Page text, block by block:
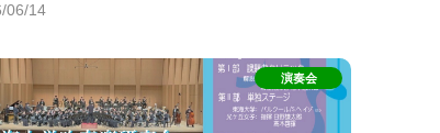
06/14